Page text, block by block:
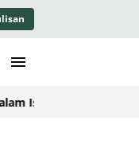
Kajian Konseptual,